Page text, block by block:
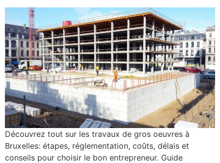
Découvrez tout sur les travaux de gros oeuvres à
Bruxelles: étapes, réglementation, coûts, délais et
conseils pour choisir le bon entrepreneur. Guide